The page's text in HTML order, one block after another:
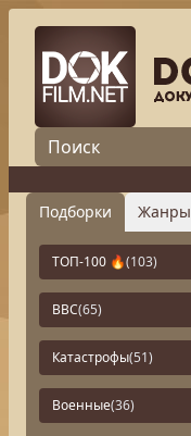
Подборки Жанры
ТОП-100 🔥(103)
BBC(65)
Катастрофы(51)
Военные(36)